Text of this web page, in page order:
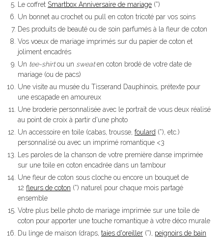
Le coffret Smartbox Anniversaire de mariage (*)
Un bonnet au crochet ou pull en coton tricoté par vos soins
Des produits de beauté ou de soin parfumés à la fleur de coton
Vos voeux de mariage imprimés sur du papier de coton et
joliment encadrés
Un tee-shirtou un sweaten coton brodé de votre date de
mariage (ou de pacs)
Une visite au musée du Tisserand Dauphinois, prétexte pour
une escapade en amoureux
Une broderie personnalisée avec le portrait de vous deux réalisé
au point de croix à partir d'une photo
Un accessoire en toile (cabas, trousse, foulard (*), etc.)
personnalisé ou avec un imprimé romantique <3
Les paroles de la chanson de votre première danse imprimée
sur une toile en coton encadrée dans un tambour
Une fleur de coton sous cloche ou encore un bouquet de
12 fleurs de coton (*) naturel pour chaque mois partagé
ensemble
Votre plus belle photo de mariage imprimée sur une toile de
coton pour apporter une touche romantique à votre déco murale
Du linge de maison (draps, taies d'oreiller (*), peignoirs de bain